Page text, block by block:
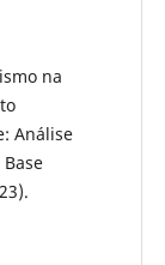
na
Análise